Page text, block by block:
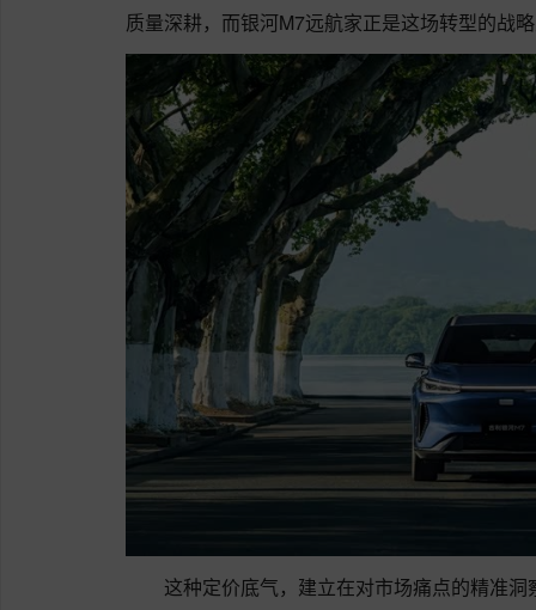
质量深耕，而银河M7远航家正是这场转型的战
这种定价底气，建立在对市场痛点的精准